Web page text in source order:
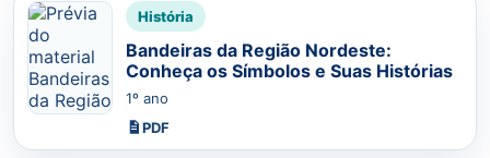
História
Bandeiras da Região Nordeste:
Conheça os Símbolos e Suas Histórias
1º ano
PDF